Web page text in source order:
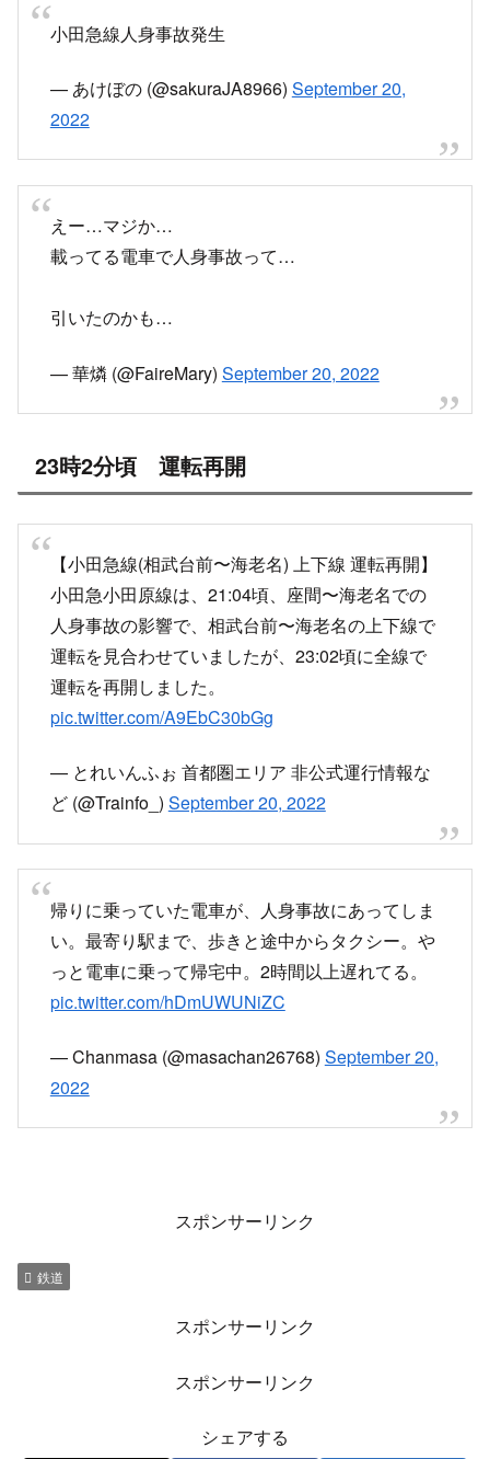
matomebu.com
目撃情報・付近の駅の状況・再開見込みな
ど
最悪や乗ってる電車が人身事故･･･
— ゆき親方 (@upamaruyuki0304)
小田急家の目の前で人身…ドーン言う音と警笛、
— リッキー (@vaq141cv73)September 20, 2022
なんか家の脇で小田急がクソデカホーン鳴らして
ると思ったら人身らしい。
— ピント (@ntoPiiiiin)
人身事故って…
なんか色々振動あったし
— 兎 (@at55895589)September 20, 2022
小田急線人身事故発生
— あけぼの (@sakuraJA8966) September 20,
2022
載ってる電車で人身事故って…
引いたのかも…
23時2分頃 運転再開